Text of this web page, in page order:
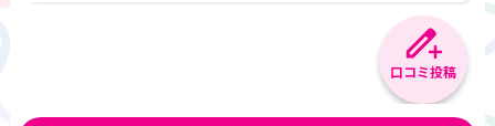
口コミ投稿